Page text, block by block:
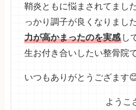
鞘炎ともに悩まされてまし
っかり調子が良くなりまし
力が高かまったのを実感 し
生お付き合いしたい整骨院で
いつもありがとうござます
ようこ